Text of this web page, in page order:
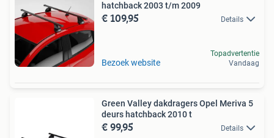
hatchback 2003 t/m 2009
€ 109,95 Details
Bezoek website
Topadvertentie
Vandaag
Green Valley dakdragers Opel Meriva 5
deurs hatchback 2010 t
€ 99,95 Details